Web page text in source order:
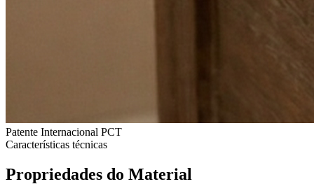
Patente Internacional PCT
Características técnicas
Propriedades do Material